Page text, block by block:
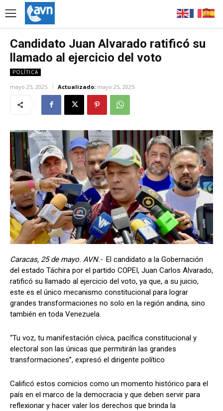
Candidato Juan Alvarado ratificó su
llamado al ejercicio del voto
POLÍTICA
mayo 25, 2025 Actualizado: mayo 25, 2025
Caracas, 25 de mayo. AVN.- El candidato a la Gobernación
del estado Táchira por el partido COPEI, Juan Carlos Alvarado,
ratificó su llamado al ejercicio del voto, ya que, a su juicio,
este es el único mecanismo constitucional para lograr
grandes transformaciones no solo en la región andina, sino
también en toda Venezuela.
“Tu voz, tu manifestación cívica, pacífica constitucional y
electoral son las únicas que permitirán las grandes
transformaciones”, expresó el dirigente político
Calificó estos comicios como un momento histórico para el
país en el marco de la democracia y que deben servir para
reflexionar y hacer valer los derechos que brinda la